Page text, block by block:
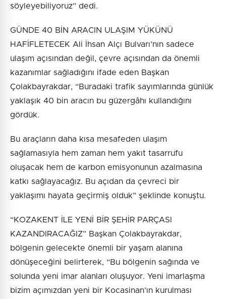
söyleyebiliyoruz” dedi.
GÜNDE 40 BİN ARACIN ULAŞIM YÜKÜNÜ
HAFİFLETECEK Ali İhsan Alçı Bulvarı’nın sadece
ulaşım açısından değil, çevre açısından da önemli
kazanımlar sağladığını ifade eden Başkan
Çolakbayrakdar, “Buradaki trafik sayımlarında günlük
yaklaşık 40 bin aracın bu güzergâhı kullandığını
gördük.
Bu araçların daha kısa mesafeden ulaşım
sağlamasıyla hem zaman hem yakıt tasarrufu
oluşacak hem de karbon emisyonunun azalmasına
katkı sağlayacağız. Bu açıdan da çevreci bir
yaklaşımı hayata geçirmiş olduk” şeklinde konuştu.
“KOZAKENT İLE YENİ BİR ŞEHİR PARÇASI
KAZANDIRACAĞIZ” Başkan Çolakbayrakdar,
bölgenin gelecekte önemli bir yaşam alanına
dönüşeceğini belirterek, “Bu bölgenin sağında ve
solunda yeni imar alanları oluşuyor. Yeni imarlaşma
bizim açımızdan yeni bir Kocasinan’ın kurulması